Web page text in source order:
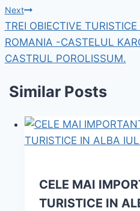
articole
Next
TREI OBIECTIVE
ROMANIA -CASTELUL
CASTRUL POROLISSUM.
Similar Posts
CELE MAI
TURISTICE IN